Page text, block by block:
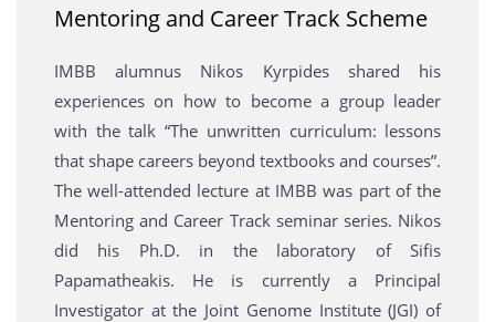
Mentoring and Career Track Scheme
IMBB alumnus Nikos Kyrpides shared his
experiences on how to become a group leader
with the talk “The unwritten curriculum: lessons
that shape careers beyond textbooks and courses”.
The well-attended lecture at IMBB was part of the
Mentoring and Career Track seminar series. Nikos
did his Ph.D. in the laboratory of Sifis
Papamatheakis. He is currently a Principal
Investigator at the Joint Genome Institute (JGI) of